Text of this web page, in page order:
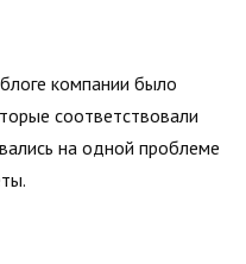
компании было
соответствовали
на одной проблеме